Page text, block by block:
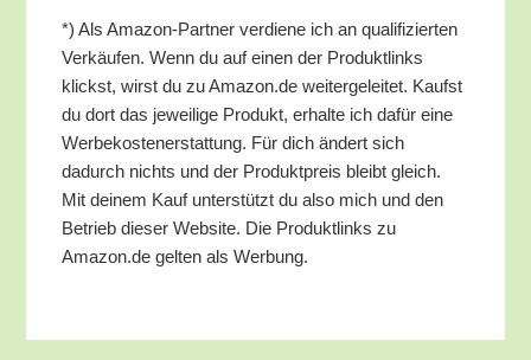
*) Als Ama­zon-Part­ner ver­die­ne ich an qua­li­fi­zier­ten
Ver­käu­fen. Wenn du auf einen der Pro­dukt­links
klickst, wirst du zu Amazon.de wei­ter­ge­lei­tet. Kaufst
du dort das jewei­li­ge Pro­dukt, erhal­te ich dafür eine
Wer­be­kos­ten­er­stat­tung. Für dich ändert sich
dadurch nichts und der Pro­dukt­preis bleibt gleich.
Mit dei­nem Kauf unter­stützt du also mich und den
Betrieb die­ser Web­site. Die Pro­dukt­links zu
Amazon.de gel­ten als Werbung.